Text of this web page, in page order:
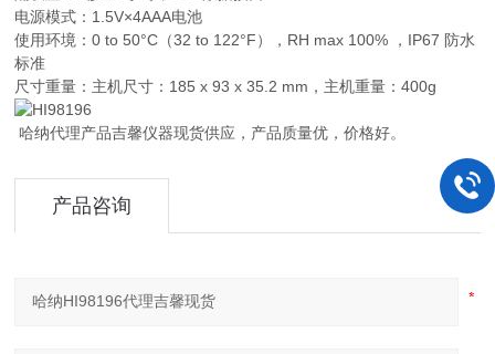
电源模式：1.5V×4AAA电池
使用环境：0 to 50°C（32 to 122°F），RH max 100% ，IP67 防水
标准
尺寸重量：主机尺寸：185 x 93 x 35.2 mm，主机重量：400g
哈纳代理产品吉馨仪器现货供应，产品质量优，价格好。
产品咨询